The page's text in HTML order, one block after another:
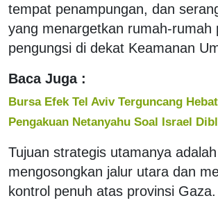
tempat penampungan, dan
yang menargetkan rumah-rumah
pengungsi di dekat Keamanan
Baca Juga :
Bursa Efek Tel Aviv Terguncang
Pengakuan Netanyahu Soal Israel
Tujuan strategis utamanya adalah
mengosongkan jalur utara dan
kontrol penuh atas provinsi Gaza.